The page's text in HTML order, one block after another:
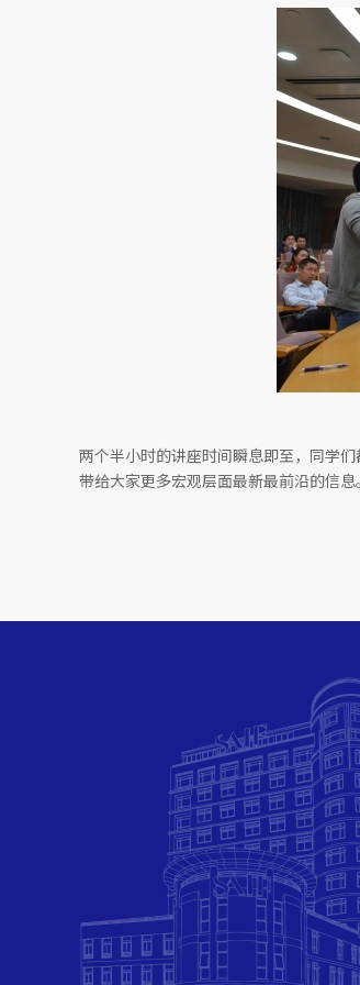
两个半小时的讲座时间瞬息即至，同学
带给大家更多宏观层面最新最前沿的信息。